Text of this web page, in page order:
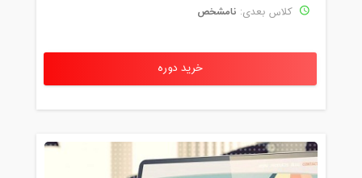
کلاس بعدی: نامشخص
خرید دوره